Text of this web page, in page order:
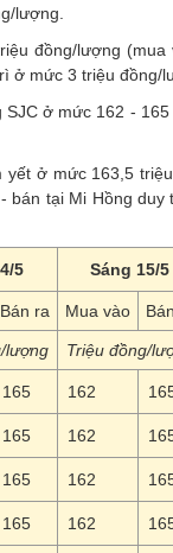
lượng.
đồng/lượng
ở mức 3 triệu đồng/
ở mức 162 -
ở mức 163,5
tại Mi Hồng
5 Sáng 15/5
Bán ra Mua vào
lượng Triệu đồng/
165 162
165 162
165 162
165 162